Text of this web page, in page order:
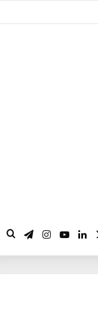
لينكدإن‫YouTubeانستقرام
تيلقرام